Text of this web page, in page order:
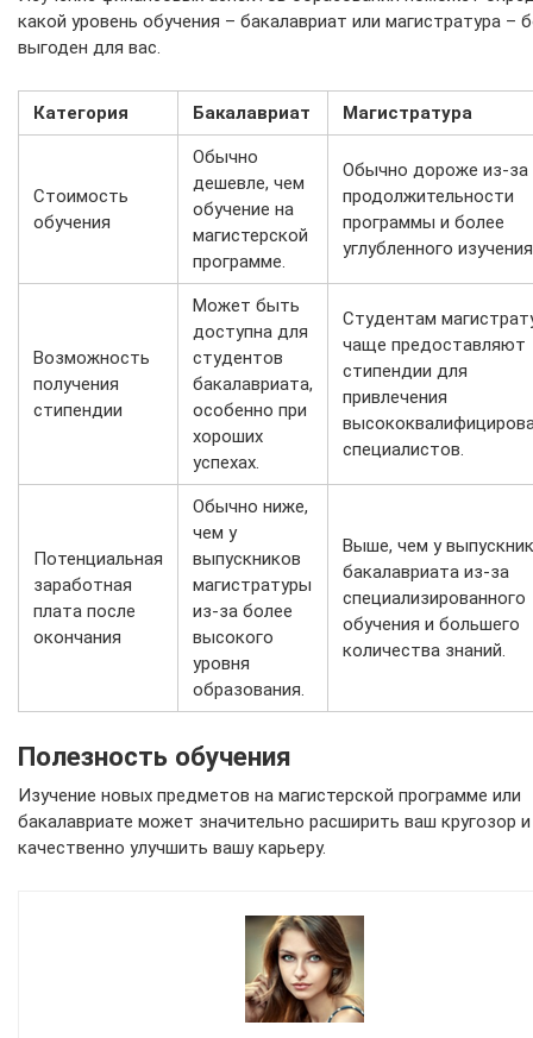
какой уровень обучения – бакалавриат или магистратура –
выгоден для вас.
Категория Бакалавриат Магистратура
Стоимость
обучения
Обычно
дешевле, чем
обучение на
магистерской
программе.
Обычно дороже из-за
продолжительности
программы и более
углубленного
Возможность
получения
стипендии
Может быть
доступна для
студентов
бакалавриата,
особенно при
хороших
успехах.
Студентам
чаще предоставляют
стипендии для
привлечения
специалистов.
Потенциальная
заработная
плата после
окончания
Обычно ниже,
чем у
выпускников
магистратуры
из-за более
высокого
уровня
образования.
Выше, чем у
бакалавриата из-за
специализированного
обучения и большего
количества знаний.
Полезность обучения
Изучение новых предметов на магистерской программе или
бакалавриате может значительно расширить ваш кругозор и
качественно улучшить вашу карьеру.